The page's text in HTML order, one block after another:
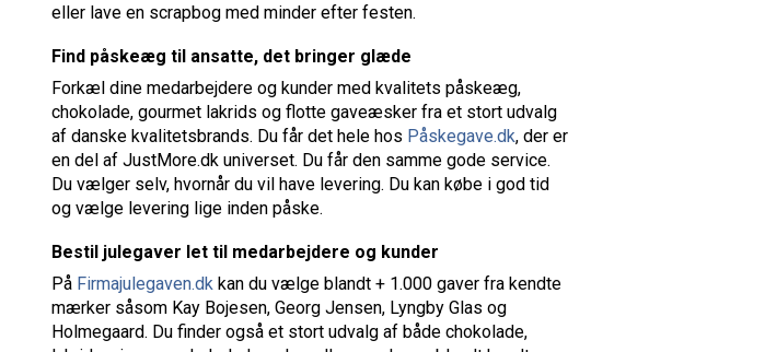
eller lave en scrapbog med minder efter festen.
Find påskeæg til ansatte, det bringer glæde
Forkæl dine medarbejdere og kunder med kvalitets påskeæg,
chokolade, gourmet lakrids og flotte gaveæsker fra et stort udvalg
af danske kvalitetsbrands. Du får det hele hos Påskegave.dk, der er
en del af JustMore.dk universet. Du får den samme gode service.
Du vælger selv, hvornår du vil have levering. Du kan købe i god tid
og vælge levering lige inden påske.
Bestil julegaver let til medarbejdere og kunder
På Firmajulegaven.dk kan du vælge blandt + 1.000 gaver fra kendte
mærker såsom Kay Bojesen, Georg Jensen, Lyngby Glas og
Holmegaard. Du finder også et stort udvalg af både chokolade,